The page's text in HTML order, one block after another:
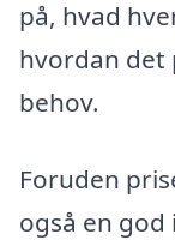
på, hvad
hvordan det
behov.
Foruden
også en